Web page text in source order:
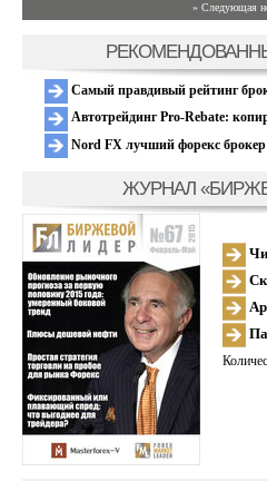
» Следующая
Самый правдивый рейтинг
Автотрейдинг Pro-Rebate:
Nord FX лучший форекс брокер
ЖУРНАЛ